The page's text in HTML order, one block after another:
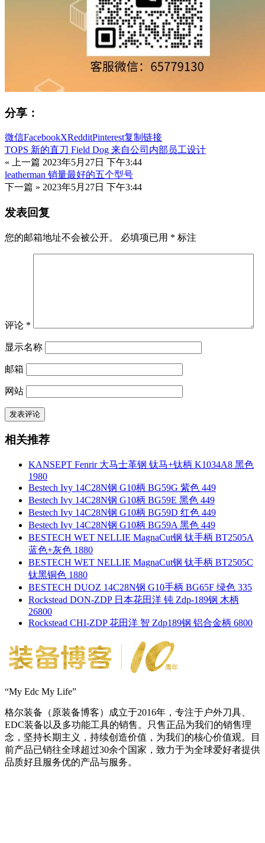
分享：
微信FacebookXRedditPinterest复制链接
TOPS 新的直刀 Field Dog 来自公司内部员工设计
« 上一篇 2023年5月27日 下午3:44
leatherman 销量最好的五个型号
下一篇 » 2023年5月27日 下午3:44
发表回复
您的邮箱地址不会被公开。 必填项已用 * 标注
评论 *
显示名称
邮箱
网站
相关推荐
KANSEPT Fenrir 大马士革钢 钛马+钛柄 K1034A8 黑色
1980
Bestech Ivy 14C28N钢 G10柄 BG59G 紫色 449
Bestech Ivy 14C28N钢 G10柄 BG59E 黑色 449
Bestech Ivy 14C28N钢 G10柄 BG59D 红色 449
Bestech Ivy 14C28N钢 G10柄 BG59A 黑色 449
BESTECH WET NELLIE MagnaCut钢 钛手柄 BT2505A
蓝色+灰色 1880
BESTECH WET NELLIE MagnaCut钢 钛手柄 BT2505C
钛黑铜色 1880
BESTECH DUOZ 14C28N钢 G10手柄 BG65F 绿色 335
Rockstead DON-ZDP 日本花田洋 钝 Zdp-189钢 木柄
26800
Rockstead CHI-ZDP 花田洋 智 Zdp189钢 铝合金柄 6800
“My Edc My Life”
格尔装备（原装备博客）成立于2016年，专注于户外刀具、
EDC装备以及多功能工具的销售。只售正品为我们的销售理
念，坚持长期主义，持续创造价值，为我们的核心价值观。目
前产品已销往全球超过30余个国家，致力于为全球爱好者提供
品质好且服务优的产品与服务。